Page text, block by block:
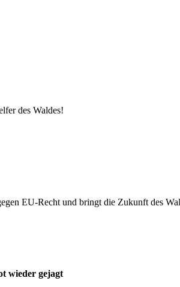
des Waldes!
EU-Recht und bringt die Zukunft des
wieder gejagt